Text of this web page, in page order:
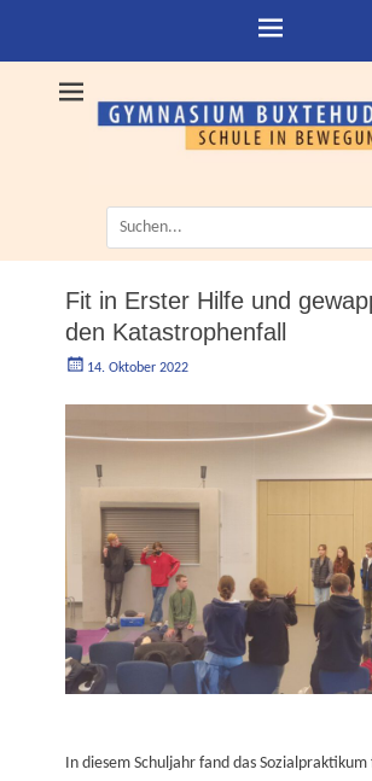
Suche
nach:
Fit in Erster Hilfe und
den Katastrophenfall
Geschrieben
14. Oktober 2022
In diesem Schuljahr fand das